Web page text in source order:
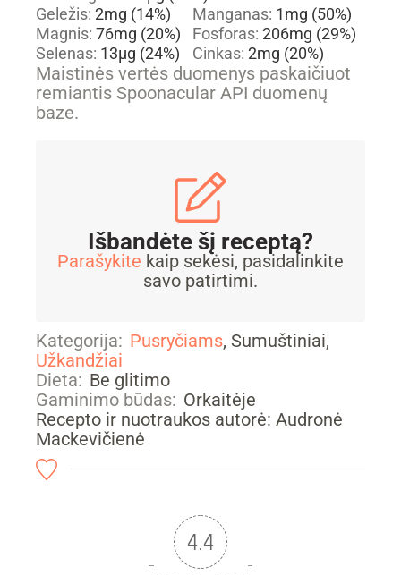
Geležis: 2mg (14%) Manganas: 1mg (50%)
Magnis: 76mg (20%) Fosforas: 206mg (29%)
Selenas: 13µg (24%) Cinkas: 2mg (20%)
Maistinės vertės duomenys paskaičiuot
remiantis Spoonacular API duomenų
baze.
Išbandėte šį receptą?
Parašykite kaip sekėsi, pasidalinkite
savo patirtimi.
Kategorija: Pusryčiams, Sumuštiniai,
Užkandžiai
Dieta: Be glitimo
Gaminimo būdas: Orkaitėje
Recepto ir nuotraukos autorė: Audronė
Mackevičienė
4.4